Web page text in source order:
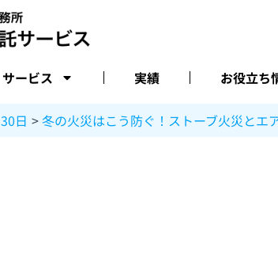
サービス 実績 お役立ち
30日 冬の火災はこう防ぐ！ストーブ火災とエ